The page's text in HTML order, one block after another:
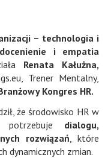
– technologia i
i empatia
Renata Kałużna,
Trener Mentalny,
Kongres HR.
że środowisko HR w
potrzebuje dialogu,
rozwiązań , które
dynamicznych zmian.